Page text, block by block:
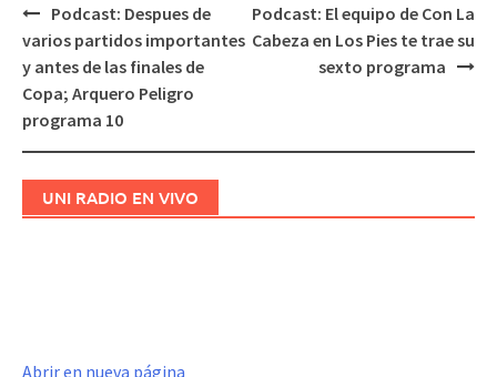
Navegación
de
entradas
Podcast: Despues de
varios partidos importantes
y antes de las finales de
Copa; Arquero Peligro
programa 10
Podcast: El equipo de Con La
Cabeza en Los Pies te trae su
sexto programa
UNI RADIO EN VIVO
Abrir en nueva página